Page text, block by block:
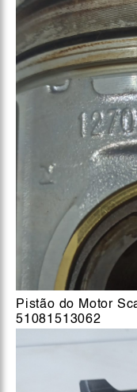
Pistão do Motor
51081513062